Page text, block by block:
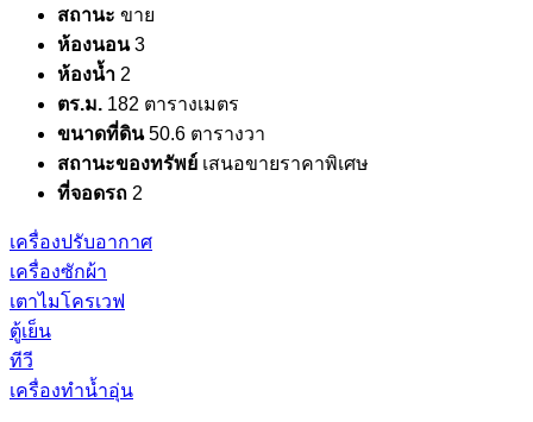
สถานะ ขาย
ห้องนอน 3
ห้องน้ำ 2
ตร.ม. 182 ตารางเมตร
ขนาดที่ดิน 50.6 ตารางวา
สถานะของทรัพย์ เสนอขายราคาพิเศษ
ที่จอดรถ 2
เครื่องปรับอากาศ
เครื่องซักผ้า
เตาไมโครเวฟ
ตู้เย็น
ทีวี
เครื่องทำน้ำอุ่น